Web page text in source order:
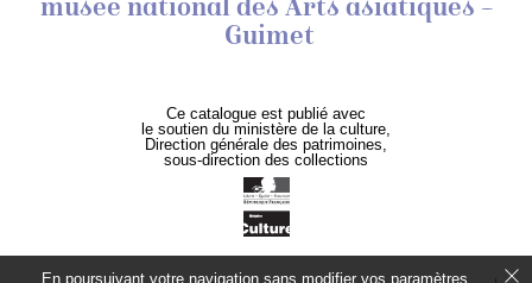
musée national des Arts asiatiques –
Guimet
Ce catalogue est publié avec
le soutien du ministère de la culture,
Direction générale des patrimoines,
sous-direction des collections
En poursuivant votre navigation sans modifier vos paramètres,